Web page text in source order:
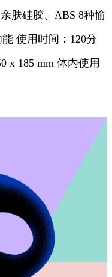
肤硅胶、ABS 8种愉
使用时间：120分
x 185 mm 体内使用